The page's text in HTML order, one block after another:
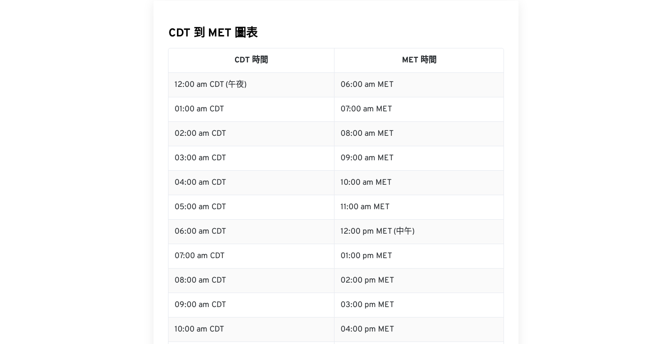
CDT 到 MET 圖表
CDT 時間 MET 時間
12:00 am CDT (午夜) 06:00 am MET
01:00 am CDT 07:00 am MET
02:00 am CDT 08:00 am MET
03:00 am CDT 09:00 am MET
04:00 am CDT 10:00 am MET
05:00 am CDT 11:00 am MET
06:00 am CDT 12:00 pm MET (中午)
07:00 am CDT 01:00 pm MET
08:00 am CDT 02:00 pm MET
09:00 am CDT 03:00 pm MET
10:00 am CDT 04:00 pm MET